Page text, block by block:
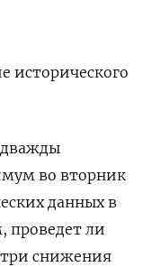
исторического
дважды
во вторник
данных в
проведет ли
три снижения